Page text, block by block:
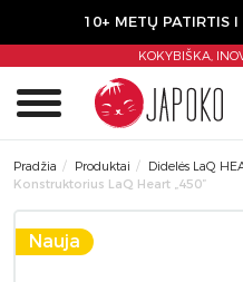
10+ METŲ PATIRTIS I
KOKYBIŠKA,
Pradžia Produktai
Didelės LaQ
Konstruktorius LaQ Heart „450”
Nauja